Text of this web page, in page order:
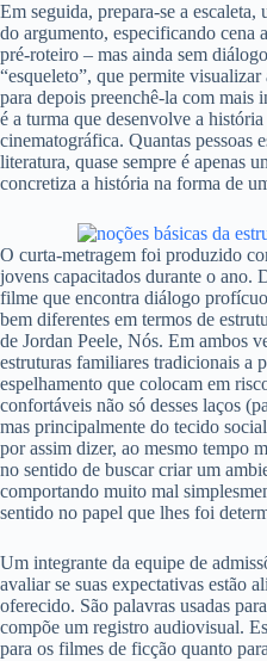
Em seguida, prepara-se a escaleta,
do argumento, especificando cena
pré-roteiro – mas ainda sem
“esqueleto”, que permite
para depois preenchê-la com
é a turma que desenvolve a
cinematográfica. Quantas pessoas
literatura, quase sempre é apenas
concretiza a história na forma de
O curta-metragem foi produzido
jovens capacitados durante o ano.
filme que encontra diálogo
bem diferentes em termos de
de Jordan Peele, Nós. Em ambos
estruturas familiares tradicionais a
espelhamento que colocam em
confortáveis não só desses laços
mas principalmente do tecido
por assim dizer, ao mesmo tempo
no sentido de buscar criar um
comportando muito mal
sentido no papel que lhes foi
Um integrante da equipe de
avaliar se suas expectativas estão
oferecido. São palavras usadas
compõe um registro audiovisual.
para os filmes de ficção quanto